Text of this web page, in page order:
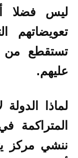
ليس فضلا
تعويضاتهم
تستقطع من
عليهم.
لماذا
المتراكمة
ننشي مركز